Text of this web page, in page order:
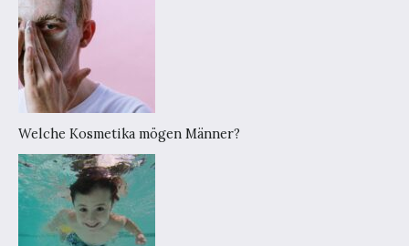
Welche Kosmetika mögen Männer?